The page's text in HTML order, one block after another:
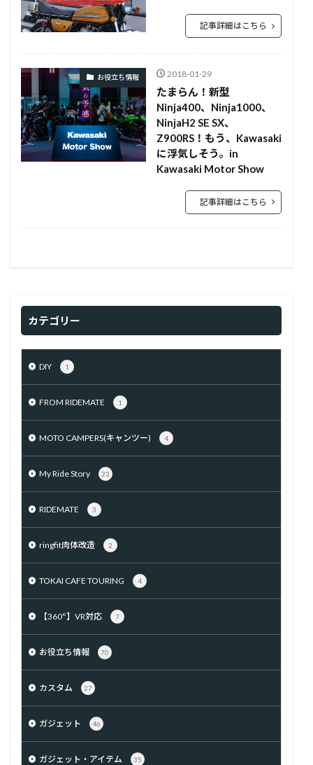
記事詳細はこちら
お役立ち情報 2018-01-29
たまらん！新型
Ninja400、Ninja1000、
NinjaH2 SE SX、
Z900RS！もう、Kawasaki
に浮気しそう。in
Kawasaki Motor Show
記事詳細はこちら
カテゴリー
DIY 1
FROM RIDEMATE 1
MOTO CAMPERS(キャンツー) 4
My Ride Story 23
RIDEMATE 3
ringfit肉体改造 2
TOKAI CAFE TOURING 4
【360°】VR対応 7
お役立ち情報 70
カスタム 27
ガジェット 46
ガジェット・アイテム 35